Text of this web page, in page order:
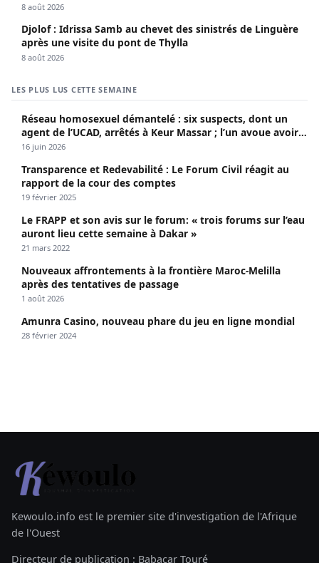
8 août 2026
Djolof : Idrissa Samb au chevet des sinistrés de Linguère
après une visite du pont de Thylla
8 août 2026
LES PLUS LUS CETTE SEMAINE
Réseau homosexuel démantelé : six suspects, dont un
agent de l’UCAD, arrêtés à Keur Massar ; l’un avoue avoir
propagé le VIH depuis 2018
16 juin 2026
Transparence et Redevabilité : Le Forum Civil réagit au
rapport de la cour des comptes
19 février 2025
Le FRAPP et son avis sur le forum: « trois forums sur l’eau
auront lieu cette semaine à Dakar »
21 mars 2022
Nouveaux affrontements à la frontière Maroc-Melilla
après des tentatives de passage
1 août 2026
Amunra Casino, nouveau phare du jeu en ligne mondial
28 février 2024
Kewoulo.info est le premier site d'investigation de l'Afrique
de l'Ouest
Directeur de publication : Babacar Touré